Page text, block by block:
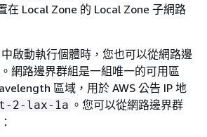
在 Local Zone 的 Local Zone 子網路
啟動執行個體時，您也可以從網路邊
網路邊界群組是一組唯一的可用區
區域，用於 AWS 公告 IP 地
2-lax-1a 。您可以從網路邊界群